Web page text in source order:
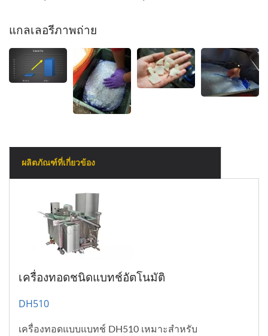
แกลเลอรีภาพถ่าย
ผลิตภัณฑ์ที่เกี่ยวข้อง
เครื่องทอดชนิดแบทช์อัตโนมัติ
DH510
เครื่องทอดแบบแบทช์ DH510 เหมาะสำหรับ